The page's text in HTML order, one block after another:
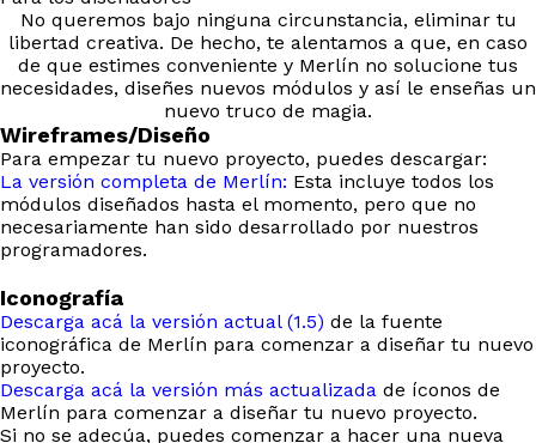
No queremos bajo ninguna circunstancia, eliminar tu
libertad creativa. De hecho, te alentamos a que, en caso
de que estimes conveniente y Merlín no solucione tus
necesidades, diseñes nuevos módulos y así le enseñas un
nuevo truco de magia.
Wireframes/Diseño
Para empezar tu nuevo proyecto, puedes descargar:
La versión completa de Merlín: Esta incluye todos los
módulos diseñados hasta el momento, pero que no
necesariamente han sido desarrollado por nuestros
programadores.
Iconografía
Descarga acá la versión actual (1.5) de la fuente
iconográfica de Merlín para comenzar a diseñar tu nuevo
proyecto.
Descarga acá la versión más actualizada de íconos de
Merlín para comenzar a diseñar tu nuevo proyecto.
Si no se adecúa, puedes comenzar a hacer una nueva